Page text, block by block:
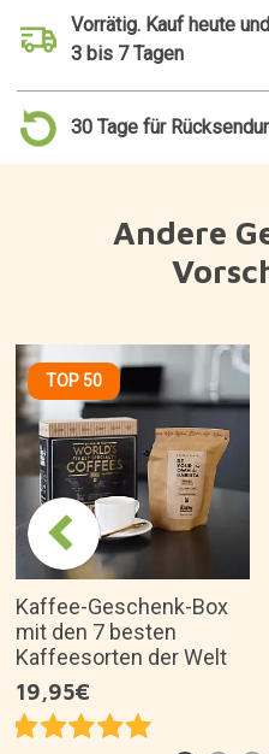
Vorrätig. Kauf heute
3 bis 7 Tagen
30 Tage für
Andere
TOP 50
Kaffee-Geschenk-Box
mit den 7 besten
Kaffeesorten der Welt
19,95€